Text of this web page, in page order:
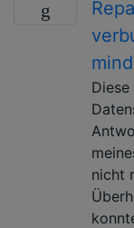
nicht